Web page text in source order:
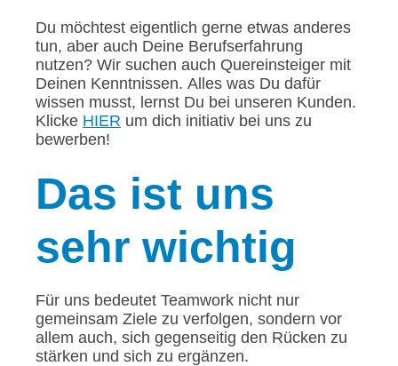
Du möchtest eigentlich gerne etwas anderes
tun, aber auch Deine Berufserfahrung
nutzen? Wir suchen auch Quereinsteiger mit
Deinen Kenntnissen. Alles was Du dafür
wissen musst, lernst Du bei unseren Kunden.
Klicke HIER um dich initiativ bei uns zu
bewerben!
Das ist uns
sehr wichtig
Für uns bedeutet Teamwork nicht nur
gemeinsam Ziele zu verfolgen, sondern vor
allem auch, sich gegenseitig den Rücken zu
stärken und sich zu ergänzen.